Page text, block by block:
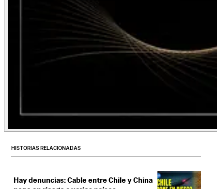
HISTORIAS RELACIONADAS
Hay denuncias: Cable entre Chile y China